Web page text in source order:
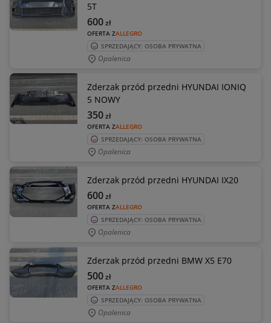
5T
OFERTA ZALLEGRO
600zł
SPRZEDAJĄCY: OSOBA PRYWATNA
Opalenica
Zderzak przód przedni HYUNDAI IONIQ
5 NOWY
OFERTA ZALLEGRO
350zł
SPRZEDAJĄCY: OSOBA PRYWATNA
Opalenica
Zderzak przód przedni HYUNDAI IX20
OFERTA ZALLEGRO
600zł
SPRZEDAJĄCY: OSOBA PRYWATNA
Opalenica
Zderzak przód przedni BMW X5 E70
OFERTA ZALLEGRO
500zł
SPRZEDAJĄCY: OSOBA PRYWATNA
Opalenica